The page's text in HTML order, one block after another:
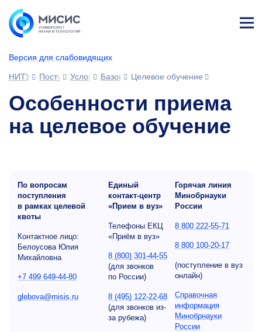
Версия для слабовидящих
НИТУ МИСИСПоступающимУсловия приемаБазовое высшее образование
Целевое обучение
Особенности приема
на целевое обучение
По вопросам
поступления
в рамках целевой
квоты
Контактное лицо:
Белоусова Юлия
Михайловна
+7 499 649-44-80
glebova@misis.ru
Единый
контакт-центр
«Прием в вуз»
Телефоны ЕКЦ
«Приём в вуз»
8 (800) 301-44-55
(для звонков
по России)
8 (495) 122-22-68
(для звонков из-
за рубежа)
Горячая линия
Минобрнауки
России
8 800 222-55-71
8 800 100-20-17
(поступление в вуз
онлайн)
Справочная
информация
Минобрнауки
России